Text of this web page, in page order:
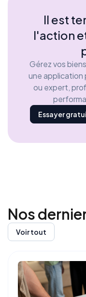
Il est
l'action
Gérez vos
une application
ou expert,
Essayer
Nos
Voir tout